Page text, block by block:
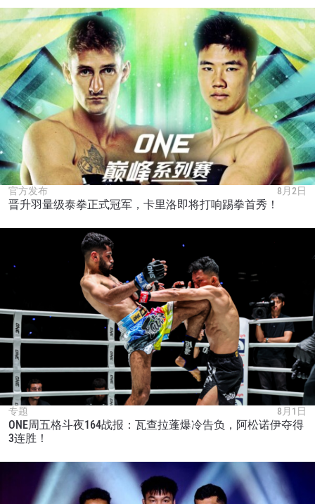
官方发布 8月2日
晋升羽量级泰拳正式冠军，卡里洛即将打响踢拳首秀！
专题 8月1日
ONE周五格斗夜164战报：瓦查拉蓬爆冷告负，阿松诺伊夺得
3连胜！